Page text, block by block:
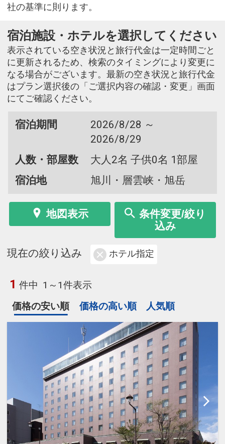
社の基準に則ります。
宿泊施設・ホテルを選択してください
表示されている空き状況と旅行代金は一定時間ごと
に更新されるため、検索のタイミングにより変更に
なる場合がございます。最新の空き状況と旅行代金
はプラン選択後の「ご選択内容の確認・変更」画面
にてご確認ください。
宿泊期間
2026/8/28 ～
2026/8/29
人数・部屋数
大人2名 子供0名 1部屋
宿泊地
旭川・層雲峡・旭岳
地図表示
条件変更/絞り
込み
現在の絞り込み ホテル指定
1 件中 1～1件表示
価格の安い順
価格の高い順 人気順